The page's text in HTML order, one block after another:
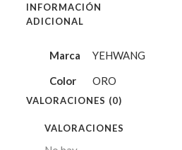
INFORMACIÓN
ADICIONAL
Marca
YEHWANG
Color
ORO
VALORACIONES (0)
VALORACIONES